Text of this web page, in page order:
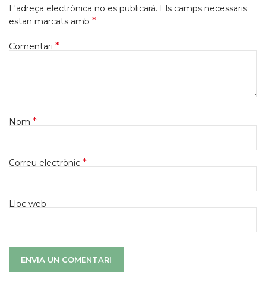
L'adreça electrònica no es publicarà. Els camps necessaris
estan marcats amb *
Comentari *
Nom *
Correu electrònic *
Lloc web